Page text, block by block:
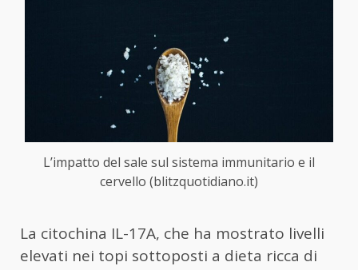
L’impatto del sale sul sistema immunitario e il
cervello (blitzquotidiano.it)
La citochina IL-17A, che ha mostrato livelli
elevati nei topi sottoposti a dieta ricca di